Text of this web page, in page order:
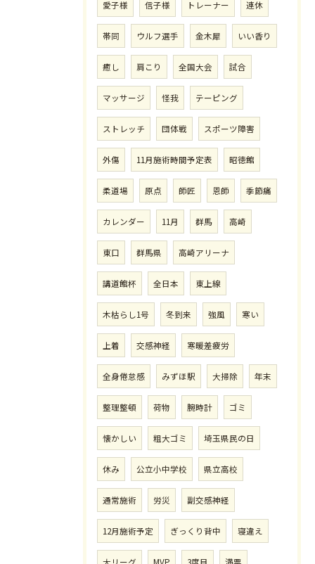
愛子様 信子様 トレーナー 連休
帯同 ウルフ選手 金木犀 いい香り
癒し 肩こり 全国大会 試合
マッサージ 怪我 テーピング
ストレッチ 団体戦 スポーツ障害
外傷 11月施術時間予定表 昭徳館
柔道場 原点 師匠 恩師 季節痛
カレンダー 11月 群馬 高崎
東口 群馬県 高崎アリーナ
講道館杯 全日本 東上線
木枯らし1号 冬到来 強風 寒い
上着 交感神経 寒暖差疲労
全身倦怠感 みずほ駅 大掃除 年末
整理整頓 荷物 腕時計 ゴミ
懐かしい 粗大ゴミ 埼玉県民の日
休み 公立小中学校 県立高校
通常施術 労災 副交感神経
12月施術予定 ぎっくり背中 寝違え
大リーグ MVP 3度目 満票